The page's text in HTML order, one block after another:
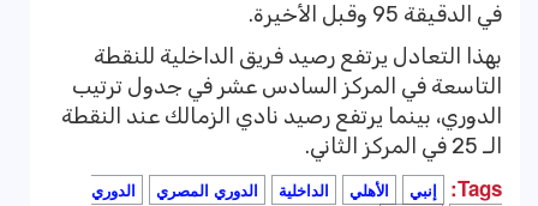
في الدقيقة 95 وقبل الأخيرة.
بهذا التعادل يرتفع رصيد فريق الداخلية للنقطة
التاسعة في المركز السادس عشر في جدول ترتيب
الدوري، بينما يرتفع رصيد نادي الزمالك عند النقطة
الـ 25 في المركز الثاني.
Tags: إنبي الأهلي الداخلية الدوري المصري
الدوري